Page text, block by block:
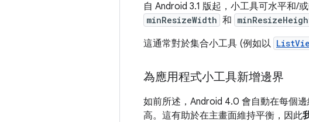
自 Android 3.1 版起，小工具可水平和/
minResizeWidth 和
這通常對於集合小工具 (例如以
為應用程式小工具新增邊界
如前所述，Android 4.0 會自動在每個
高。這有助於在主畫面維持平衡，因此